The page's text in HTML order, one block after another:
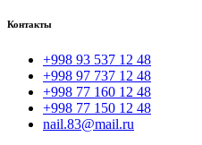
Контакты
+998 93 537 12 48
+998 97 737 12 48
+998 77 160 12 48
+998 77 150 12 48
nail.83@mail.ru